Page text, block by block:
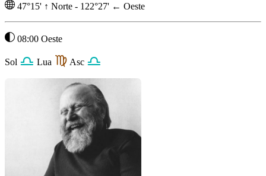
47°15' ↑ Norte - 122°27' ← Oeste
08:00 Oeste
Sol Lua Asc